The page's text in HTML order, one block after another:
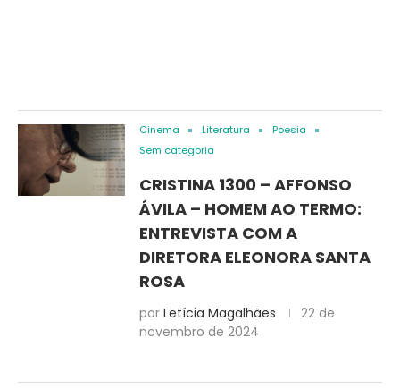
Cinema Literatura
Poesia
Sem categoria
CRISTINA 1300 – AFFONSO
ÁVILA – HOMEM AO TERMO:
ENTREVISTA COM A
DIRETORA ELEONORA SANTA
ROSA
por Letícia Magalhães
22 de
novembro de 2024